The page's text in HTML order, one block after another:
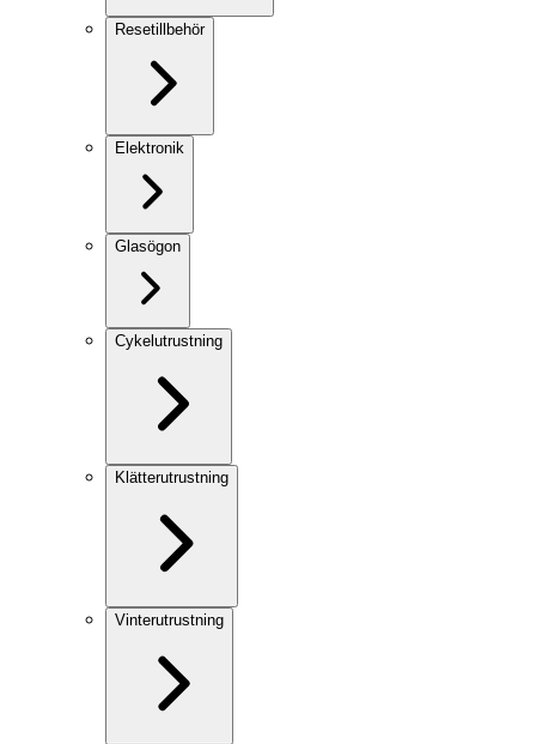
Resetillbehör
Elektronik
Glasögon
Cykelutrustning
Klätterutrustning
Vinterutrustning